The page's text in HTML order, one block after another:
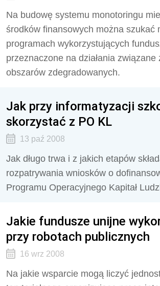
Na budowę systemu monotoringu
środków finansowych można szukać
programach wykorzystujących
przeznaczone na działania związane
obszarów zdegradowanych.
Jak przy informatyzacji
skorzystać z PO KL
13 paź 2008
Jak długo trwa i z jakich etapów
rozpatrywania wniosków o
Programu Operacyjnego Kapitał
Jakie fundusze unijne
przy robotach publicznych
16 wrz 2008
Na jakie wsparcie mogą liczyć